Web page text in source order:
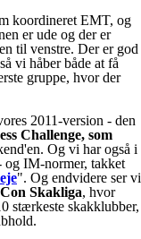
koordineret EMT, og
er ude og der er
til venstre. Der er god
vi håber både at få
gruppe, hvor der
2011-version - den
Challenge, som
Og vi har også i
og IM-normer, takket
". Og endvidere ser vi
Skakliga, hvor
stærkeste skakklubber,